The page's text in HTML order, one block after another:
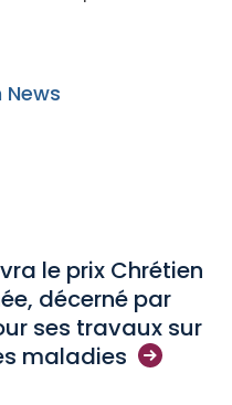
News
le prix Chrétien
décerné par
ses travaux sur
maladies